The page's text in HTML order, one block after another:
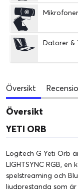
Mikrofoner
Datorer &
Översikt
Översikt
YETI ORB
Logitech G Yeti Orb
LIGHTSYNC RGB,
spelstreaming och
ljudprestanda som